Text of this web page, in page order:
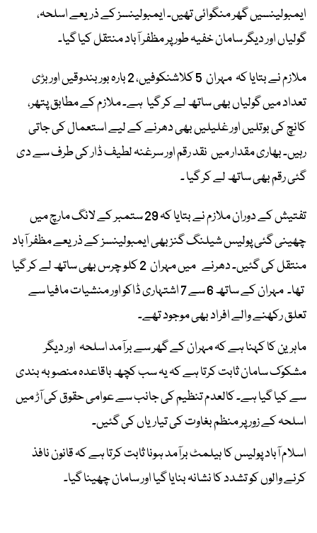
ایمبولینسیں گھر منگوائی تھیں۔ ایمبولینسز کے ذریعے اسلحہ،
گولیاں اور دیگر سامان خفیہ طور پر مظفر آباد منتقل کیا گیا۔
ملازم نے بتایا کہ مہران 5 کلاشنکوفیں، 2 بارہ بور بندوقیں اور بڑی
تعداد میں گولیاں بھی ساتھ لے کر گیا ہے۔ ملازم کے مطابق پتھر،
کانچ کی بوتلیں اور غلیلیں بھی دھرنے کے لیے استعمال کی جاتی
رہیں۔ بھاری مقدار میں نقد رقم اور سرغنہ لطیف ڈار کی طرف سے دی
گئی رقم بھی ساتھ لے کر گیا ۔
تفتیش کے دوران ملازم نے بتایا کہ 29 ستمبر کے لانگ مارچ میں
چھینی گئی پولیس شیلنگ گنز بھی ایمبولینسز کے ذریعے مظفر آباد
منتقل کی گئیں۔ دھرنے میں مہران 2 کلو چرس بھی ساتھ لے کر گیا
تھا۔ مہران کے ساتھ 6 سے 7 اشتہاری ڈاکو اور منشیات مافیا سے
تعلق رکھنے والے افراد بھی موجود تھے۔
ماہرین کا کہنا ہے کہ مہران کے گھر سے برآمد اسلحہ اور دیگر
مشکوک سامان ثابت کرتا ہے کہ یہ سب کچھ باقاعدہ منصوبہ بندی
سے کیا گیا ہے۔ کالعدم تنظیم کی جانب سے عوامی حقوق کی آڑ میں
اسلحہ کے زور پر منظم بغاوت کی تیاریاں کی گئیں۔
اسلام آباد پولیس کا ہیلمٹ برآمد ہونا ثابت کرتا ہے کہ قانون نافذ
کرنے والوں کو تشدد کا نشانہ بنایا گیا اور سامان چھینا گیا۔